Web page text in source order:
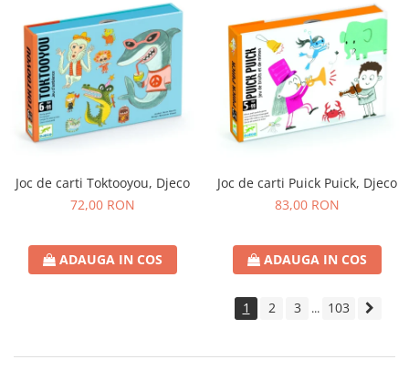
Joc de carti Toktooyou, Djeco
72,00 RON
ADAUGA IN COS
Joc de carti Puick Puick, Djeco
83,00 RON
ADAUGA IN COS
1 2 3 ... 103